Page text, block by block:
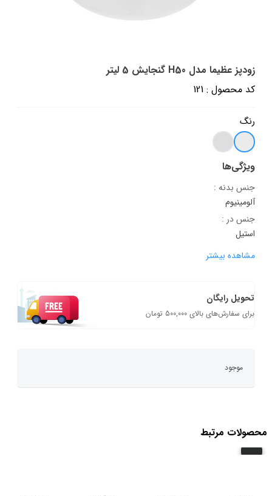
زودپز عظیما مدل H50 گنجایش 5 لیتر
کد محصول : 121
رنگ
ویژگی‌ها
جنس بدنه :
آلومینیوم
جنس در :
استیل
مشاهده بیشتر
تحویل رایگان
برای سفارش‌های بالای 500,000 تومان
موجود
محصولات مرتبط